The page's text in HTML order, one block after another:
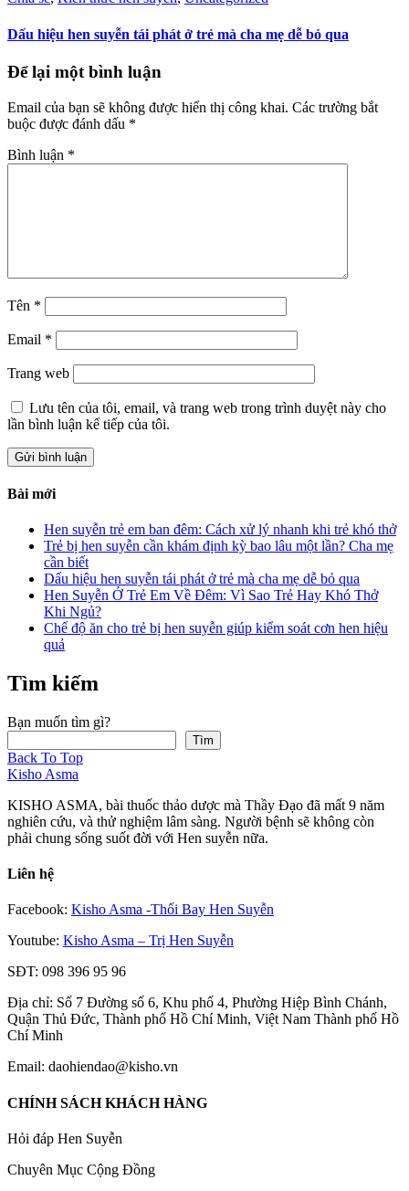
Dấu hiệu hen suyễn tái phát ở trẻ mà cha mẹ dễ bỏ qua
Để lại một bình luận
Email của bạn sẽ không được hiển thị công khai. Các trường bắt
buộc được đánh dấu *
Bình luận *
Tên *
Email *
Trang web
Lưu tên của tôi, email, và trang web trong trình duyệt này cho
lần bình luận kế tiếp của tôi.
Bài mới
Hen suyễn trẻ em ban đêm: Cách xử lý nhanh khi trẻ khó thở
Trẻ bị hen suyễn cần khám định kỳ bao lâu một lần? Cha mẹ
cần biết
Dấu hiệu hen suyễn tái phát ở trẻ mà cha mẹ dễ bỏ qua
Hen Suyễn Ở Trẻ Em Về Đêm: Vì Sao Trẻ Hay Khó Thở
Khi Ngủ?
Chế độ ăn cho trẻ bị hen suyễn giúp kiểm soát cơn hen hiệu
quả
Tìm kiếm
Bạn muốn tìm gì?
Tìm
Back To Top
Kisho Asma
KISHO ASMA, bài thuốc thảo dược mà Thầy Đạo đã mất 9 năm
nghiên cứu, và thử nghiệm lâm sàng. Người bệnh sẽ không còn
phải chung sống suốt đời với Hen suyễn nữa.
Liên hệ
Facebook: Kisho Asma -Thổi Bay Hen Suyễn
Youtube: Kisho Asma – Trị Hen Suyễn
SĐT: 098 396 95 96
Địa chỉ: Số 7 Đường số 6, Khu phố 4, Phường Hiệp Bình Chánh,
Quận Thủ Đức, Thành phố Hồ Chí Minh, Việt Nam Thành phố Hồ
Chí Minh
Email: daohiendao@kisho.vn
CHÍNH SÁCH KHÁCH HÀNG
Hỏi đáp Hen Suyễn
Chuyên Mục Cộng Đồng